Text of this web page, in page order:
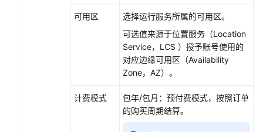
可用区
选择运行服务所属的可用区。
可选值来源于位置服务（Location
Service，LCS ）授予账号使用的
对应边缘可用区（Availability
Zone，AZ）。
计费模式
包年/包月：预付费模式，按照订单
的购买周期结算。